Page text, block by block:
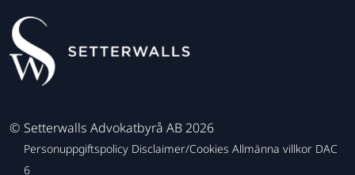
© Setterwalls Advokatbyrå AB 2026
Personuppgiftspolicy Disclaimer/Cookies Allmänna villkor DAC
6